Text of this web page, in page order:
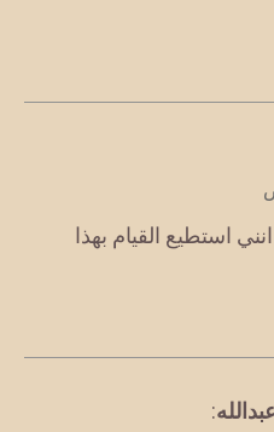
استطيع القيام بهذا
: